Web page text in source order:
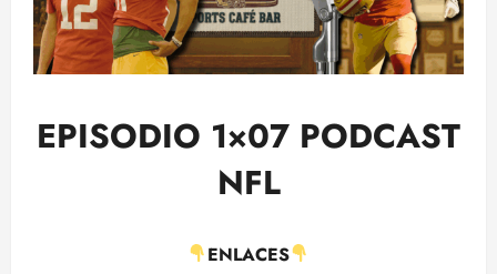
EPISODIO 1×07 PODCAST
NFL
ENLACES